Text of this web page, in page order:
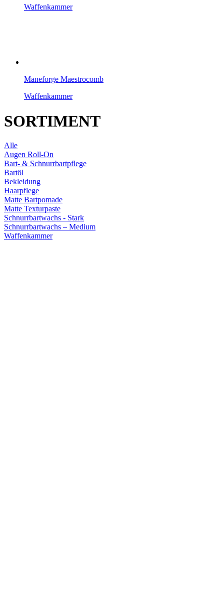
Waffenkammer
Maneforge Maestrocomb
Waffenkammer
SORTIMENT
Alle
Augen Roll-On
Bart- & Schnurrbartpflege
Bartöl
Bekleidung
Haarpflege
Matte Bartpomade
Matte Texturpaste
Schnurrbartwachs - Stark
Schnurrbartwachs – Medium
Waffenkammer